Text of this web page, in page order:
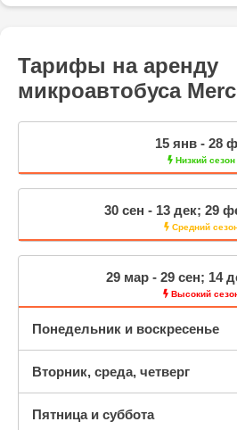
Тарифы на аренду
микроавтобуса
15 янв - 28
Низкий сезон
30 сен - 13 дек; 29
Средний
29 мар - 29 сен; 14
Высокий
Понедельник и воскресенье
Вторник, среда, четверг
Пятница и суббота